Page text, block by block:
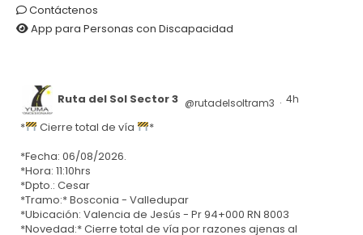
Contáctenos
App para Personas con Discapacidad
Ruta del Sol Sector 3 @rutadelsoltram3 · 4h
* Cierre total de vía
*
*Fecha: 06/08/2026.
*Hora: 11:10hrs
*Dpto.: Cesar
*Tramo:* Bosconia - Valledupar
*Ubicación: Valencia de Jesús - Pr 94+000 RN 8003
*Novedad:* Cierre total de vía por razones ajenas al